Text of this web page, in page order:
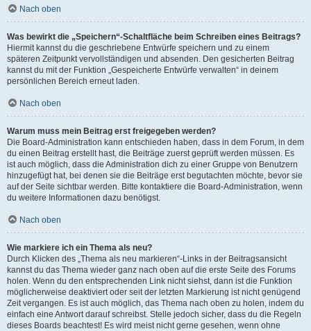
Nach oben
Was bewirkt die „Speichern“-Schaltfläche beim Schreiben eines Beitrags?
Hiermit kannst du die geschriebene Entwürfe speichern und zu einem
späteren Zeitpunkt vervollständigen und absenden. Den gesicherten Beitrag
kannst du mit der Funktion „Gespeicherte Entwürfe verwalten“ in deinem
persönlichen Bereich erneut laden.
Nach oben
Warum muss mein Beitrag erst freigegeben werden?
Die Board-Administration kann entschieden haben, dass in dem Forum, in dem
du einen Beitrag erstellt hast, die Beiträge zuerst geprüft werden müssen. Es
ist auch möglich, dass die Administration dich zu einer Gruppe von Benutzern
hinzugefügt hat, bei denen sie die Beiträge erst begutachten möchte, bevor sie
auf der Seite sichtbar werden. Bitte kontaktiere die Board-Administration, wenn
du weitere Informationen dazu benötigst.
Nach oben
Wie markiere ich ein Thema als neu?
Durch Klicken des „Thema als neu markieren“-Links in der Beitragsansicht
kannst du das Thema wieder ganz nach oben auf die erste Seite des Forums
holen. Wenn du den entsprechenden Link nicht siehst, dann ist die Funktion
möglicherweise deaktiviert oder seit der letzten Markierung ist nicht genügend
Zeit vergangen. Es ist auch möglich, das Thema nach oben zu holen, indem du
einfach eine Antwort darauf schreibst. Stelle jedoch sicher, dass du die Regeln
dieses Boards beachtest! Es wird meist nicht gerne gesehen, wenn ohne